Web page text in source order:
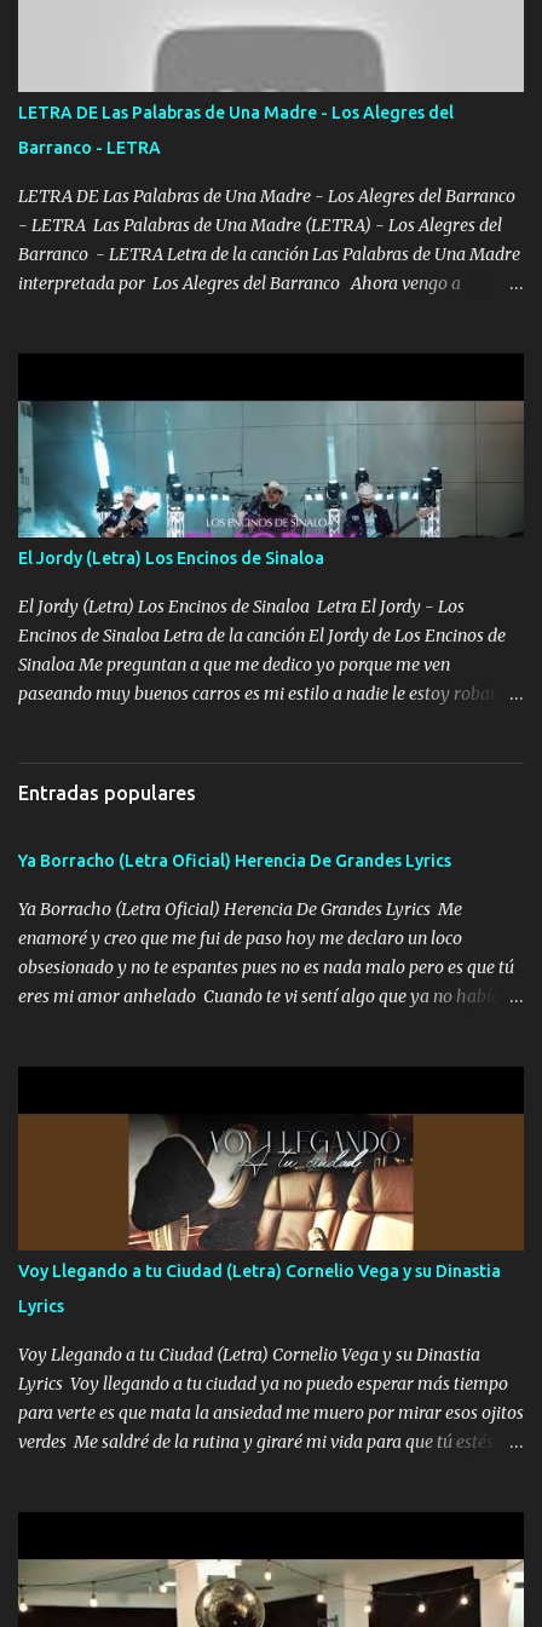
quiero que sea nunca con otra yo quiero llevarte a la Luna y si
quieres en ese momento te pido que seas mi esposa Chingada
madre no quiero dejar de tenerte no ayuda la p'uta loquera y al
chile quisiera ser menos de ti dependiente la pinche tristeza me
encierra princesa tu sabes que nunca saldras de mi mente Ella era
la peligro...
LETRA DE Las Palabras de Una Madre - Los Alegres del
Barranco - LETRA
LETRA DE Las Palabras de Una Madre - Los Alegres del Barranco
- LETRA Las Palabras de Una Madre (LETRA) - Los Alegres del
Barranco - LETRA Letra de la canción Las Palabras de Una Madre
interpretada por Los Alegres del Barranco Ahora vengo a
quiso, él tiempo sigue pasando y nunca te olvidaremos, aquí
seguiré esperando hasta volvernos a vernos El recuerdo que yo
tengo de mi mente no se va, en mi corazón me llevo lo mismo que
tu papá, a veces me pongo triste porque no puedo mirarte, mas se
que tu me escuchas porque tu eres mi gran ángel, El desespero me
llega para reunirme contigo, tu iluminas mi sendero por siempre
serás mi niño, del amor que yo te tengo es co...
El Jordy (Letra) Los Encinos de Sinaloa
El Jordy (Letra) Los Encinos de Sinaloa Letra El Jordy - Los
Encinos de Sinaloa Letra de la canción El Jordy de Los Encinos de
Sinaloa Me preguntan a que me dedico yo porque me ven
paseando muy buenos carros es mi estilo a nadie le estoy robando
miraban trabajando la escuela dejé el dinero estaba escaso Mi
familia que nunca les falte nada es la gran razón que a diario me
mi esposa no se ra'ja Música Me rodearon y la puerta me
tumbaron prisionero en caliente me llevaron me achacaba cargos
que estaban muy raros me gritaba a donde tienes el clavo Yo me
enfiesto me gusta vivir en grande más me cuido me gusta ser
responsable hay rateros envidiosos que no falten mi dios es grande
me cuida de las maldades Pa el equipo aquí le mando un abrazo
Entradas populares
Ya Borracho (Letra Oficial) Herencia De Grandes Lyrics
Ya Borracho (Letra Oficial) Herencia De Grandes Lyrics Me
enamoré y creo que me fui de paso hoy me declaro un loco
obsesionado y no te espantes pues no es nada malo pero es que tú
eres mi amor anhelado Cuando te vi sentí algo que ya no había
cariño de mi alma Que pa febrero vendré frente a ti con mis
preguntas y digas que sí hacernos novios y verte feliz y muy
contenta como yo por ti Música Pregúntame qué es lo que me
enamora pa describirte unas cuantas horas también pregunta que
quiero contigo que seas dichosa al estar conmigo Y ya borracho
contéstame la llamada pa dedicarte unas bonitas palabras así
borracho me animo a decirte todo y puedo describirlo mucho que
me encantes Decirte que me siento muy feliz y emocionado por
tenerte aquí espero que quiera...
Voy Llegando a tu Ciudad (Letra) Cornelio Vega y su Dinastia
Lyrics
Voy Llegando a tu Ciudad (Letra) Cornelio Vega y su Dinastia
Lyrics Voy llegando a tu ciudad ya no puedo esperar más tiempo
para verte es que mata la ansiedad me muero por mirar esos ojitos
verdes Me saldré de la rutina y giraré mi vida para que tú estés en
solo yo tendre el candado 🔒 del amor ❤️ Música Mil y un besos
para dar ya estando en tu ciudad no habrá quien lo detenga si las
copas van de más vayamos a un lugar y cerremos las puertas